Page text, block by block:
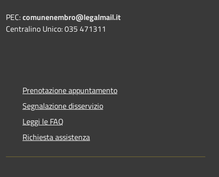
PEC:comunenembro@legalmail.it
Centralino Unico: 035 471311
Prenotazione appuntamento
Segnalazione disservizio
Leggi le FAQ
Richiesta assistenza